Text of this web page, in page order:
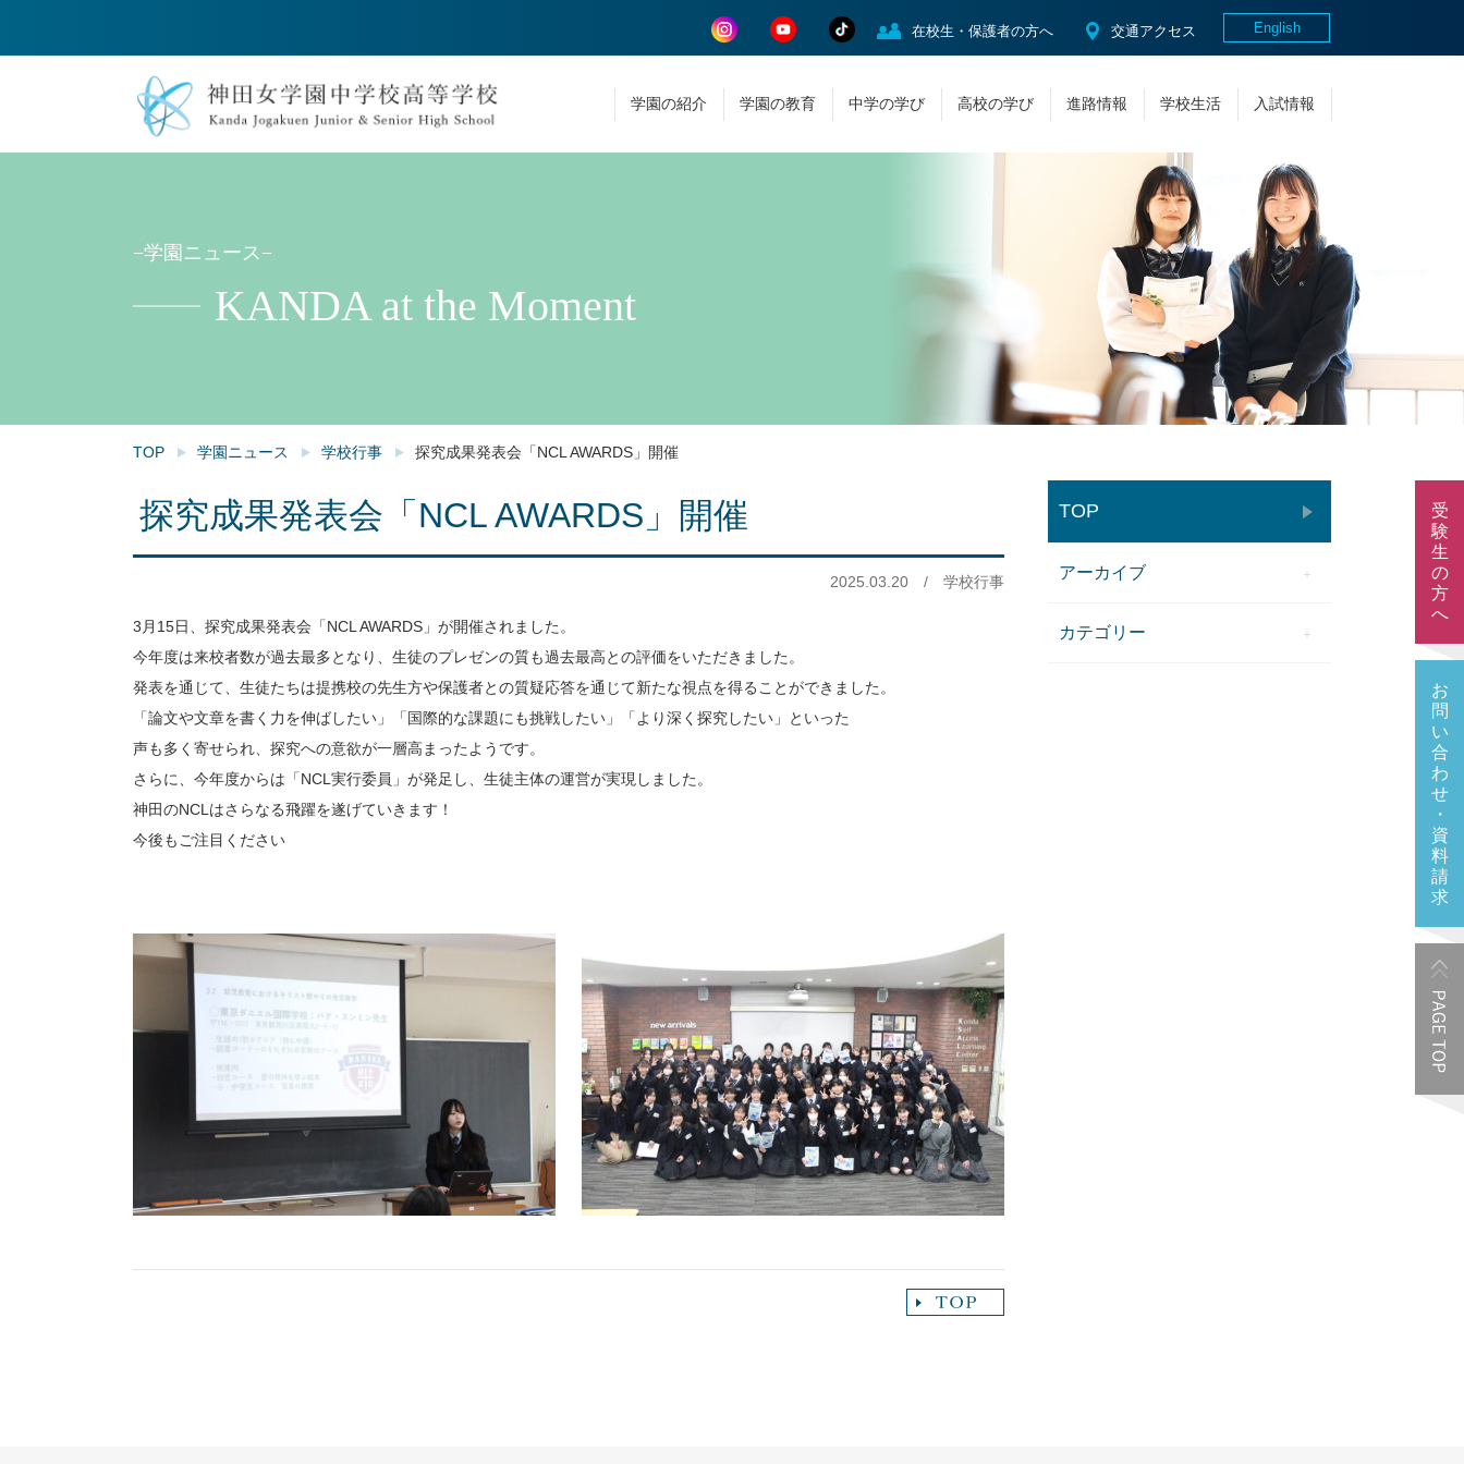
English
在校生・保護者の方へ 交通アクセス
学園の紹介 学園の教育 中学の学び 高校の学び 進路情報 学校生活 入試情報
−学園ニュース−
KANDA at the Moment
TOP 学園ニュース 学校行事 探究成果発表会「NCL AWARDS」開催
探究成果発表会「NCL AWARDS」開催
2025.03.20 / 学校行事
3月15日、探究成果発表会「NCL AWARDS」が開催されました。
今年度は来校者数が過去最多となり、生徒のプレゼンの質も過去最高との評価をいただきました。
発表を通じて、生徒たちは提携校の先生方や保護者との質疑応答を通じて新たな視点を得ることができました。
「論文や文章を書く力を伸ばしたい」「国際的な課題にも挑戦したい」「より深く探究したい」といった
声も多く寄せられ、探究への意欲が一層高まったようです。
さらに、今年度からは「NCL実行委員」が発足し、生徒主体の運営が実現しました。
神田のNCLはさらなる飛躍を遂げていきます！
今後もご注目ください
TOP
アーカイブ
カテゴリー
受
験
生
の
方
へ
お
問
い
合
わ
せ
・
資
料
請
求